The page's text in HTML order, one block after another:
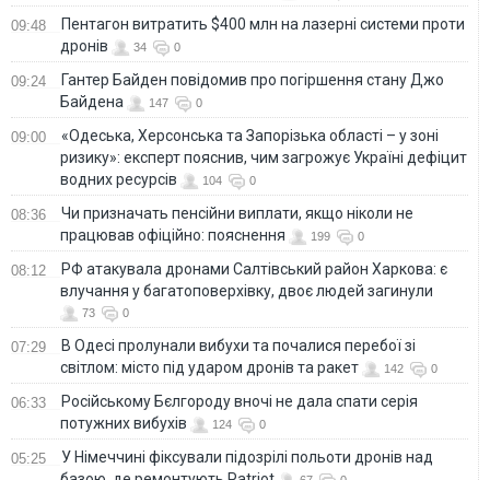
09:48
Пентагон витратить $400 млн на лазерні системи проти
дронів
34 0
09:24
Гантер Байден повідомив про погіршення стану Джо
Байдена
147 0
09:00
«Одеська, Херсонська та Запорізька області – у зоні
ризику»: експерт пояснив, чим загрожує Україні дефіцит
водних ресурсів
104 0
08:36
Чи призначать пенсійни виплати, якщо ніколи не
працював офіційно: пояснення
199 0
08:12
РФ атакувала дронами Салтівський район Харкова: є
влучання у багатоповерхівку, двоє людей загинули
73 0
07:29
В Одесі пролунали вибухи та почалися перебої зі
світлом: місто під ударом дронів та ракет
142 0
06:33
Російському Бєлгороду вночі не дала спати серія
потужних вибухів
124 0
05:25
У Німеччині фіксували підозрілі польоти дронів над